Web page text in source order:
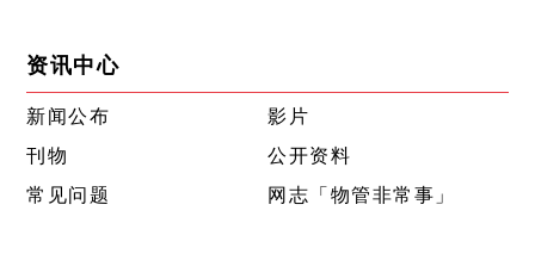
资讯中心
新闻公布
影片
刊物
公开资料
常见问题
网志「物管非常事」